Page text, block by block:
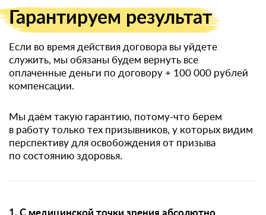
Гарантируем результат
Если во время действия договора вы уйдете
служить, мы обязаны будем вернуть все
оплаченные деньги по договору + 100 000 рублей
компенсации.
Мы даём такую гарантию, потому-что берем
в работу только тех призывников, у которых видим
перспективу для освобождения от призыва
по состоянию здоровья.
1. С медицинской точки зрения абсолютно